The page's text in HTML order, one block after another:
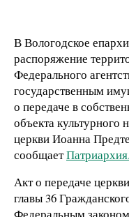
В Вологодское
распоряжение
Федерального
государственным
о передаче в
объекта культурного
церкви Иоанна
сообщает
Акт о передаче
главы 36